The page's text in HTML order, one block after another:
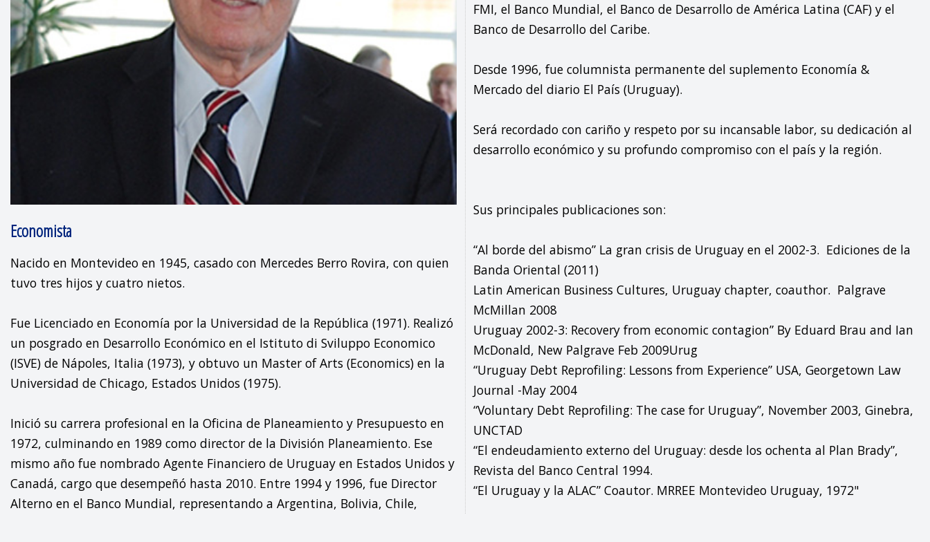
Economista
Nacido en Montevideo en 1945, casado con Mercedes Berro Rovira, con quien
tuvo tres hijos y cuatro nietos.
Fue Licenciado en Economía por la Universidad de la República (1971). Realizó
un posgrado en Desarrollo Económico en el Istituto di Sviluppo Economico
(ISVE) de Nápoles, Italia (1973), y obtuvo un Master of Arts (Economics) en la
Universidad de Chicago, Estados Unidos (1975).
Inició su carrera profesional en la Oficina de Planeamiento y Presupuesto en
1972, culminando en 1989 como director de la División Planeamiento. Ese
mismo año fue nombrado Agente Financiero de Uruguay en Estados Unidos y
Canadá, cargo que desempeñó hasta 2010. Entre 1994 y 1996, fue Director
Alterno en el Banco Mundial, representando a Argentina, Bolivia, Chile,
FMI, el Banco Mundial, el Banco de Desarrollo de América Latina (CAF) y el
Banco de Desarrollo del Caribe.
Desde 1996, fue columnista permanente del suplemento Economía &
Mercado del diario El País (Uruguay).
Será recordado con cariño y respeto por su incansable labor, su dedicación al
desarrollo económico y su profundo compromiso con el país y la región.
Sus principales publicaciones son:
“Al borde del abismo” La gran crisis de Uruguay en el 2002-3.  Ediciones de la
Banda Oriental (2011)
Latin American Business Cultures, Uruguay chapter, coauthor.  Palgrave
McMillan 2008
Uruguay 2002-3: Recovery from economic contagion” By Eduard Brau and Ian
McDonald, New Palgrave Feb 2009Urug
“Uruguay Debt Reprofiling: Lessons from Experience” USA, Georgetown Law
Journal -May 2004
“Voluntary Debt Reprofiling: The case for Uruguay”, November 2003, Ginebra,
UNCTAD
“El endeudamiento externo del Uruguay: desde los ochenta al Plan Brady”,
Revista del Banco Central 1994.
“El Uruguay y la ALAC” Coautor. MRREE Montevideo Uruguay, 1972"